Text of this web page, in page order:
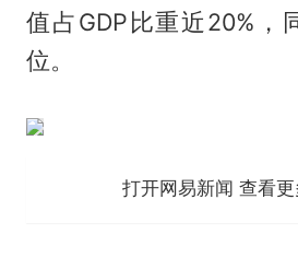
值占GDP比重近20%，
位。
打开网易新闻 查看